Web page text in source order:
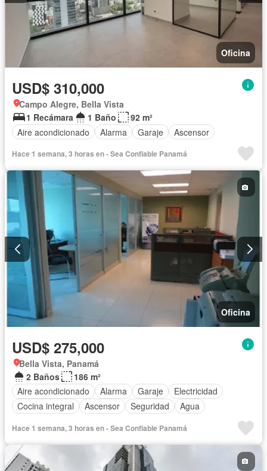
Oficina
USD$ 310,000
Campo Alegre, Bella Vista
1 Recámara
1 Baño
92 m²
Aire acondicionado
Alarma Garaje Ascensor
Hace 1 semana, 3 horas en - Sea Confiable Panamá
Oficina
USD$ 275,000
Bella Vista, Panamá
2 Baños
186 m²
Aire acondicionado
Alarma Garaje
Electricidad
Cocina integral
Ascensor Seguridad Agua
Hace 1 semana, 3 horas en - Sea Confiable Panamá